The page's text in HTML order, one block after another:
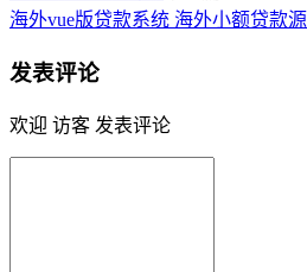
海外vue版贷款系统 海外小额贷款
发表评论
欢迎 访客 发表评论